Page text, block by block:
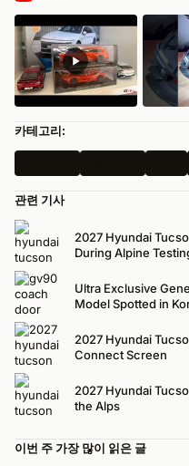
카테고리:
관련 기사
2027 Hyundai
During Alpine
Ultra Exclusive
Model Spotted in
2027 Hyundai
Connect Screen
2027 Hyundai
the Alps
이번 주 가장 많이 읽은 글